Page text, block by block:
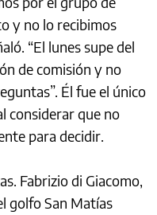
y no lo recibimos
“El lunes supe del
de comisión y no
Él fue el único
considerar que no
para decidir.
Fabrizio di Giacomo,
golfo San Matías